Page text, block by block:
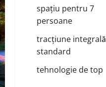
spațiu pentru 7
persoane
tracțiune integrală
standard
tehnologie de top